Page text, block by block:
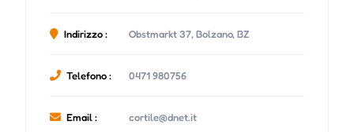
Indirizzo : Obstmarkt 37, Bolzano, BZ
Telefono : 0471 980756
Email : cortile@dnet.it